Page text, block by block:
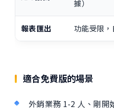
據）
報表匯出 功能受限
適合免費版的場景
外銷業務 1-2 人、剛開